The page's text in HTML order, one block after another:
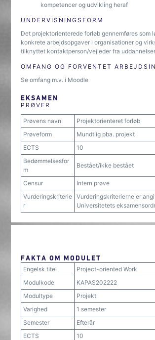
kompetencer og udvikling heraf
UNDERVISNINGSFORM
Det projektorienterede forløb gennemføres som
konkrete arbejdsopgaver i organisationer og
tilknyttet kontaktperson/vejleder fra
OMFANG OG FORVENTET
Se omfang m.v. i Moodle
EKSAMEN
PRØVER
Prøvens navn
Projektorienteret forløb
Prøveform
Mundtlig pba. projekt
ECTS
10
Bedømmelsesfor
m
Bestået/ikke bestået
Censur
Intern prøve
Vurderingskriterie
r
Vurderingskriterierne er
Universitetets
FAKTA OM MODULET
Engelsk titel
Project-oriented Work
Modulkode
KAPAS202222
Modultype
Projekt
Varighed
1 semester
Semester
Efterår
ECTS
10